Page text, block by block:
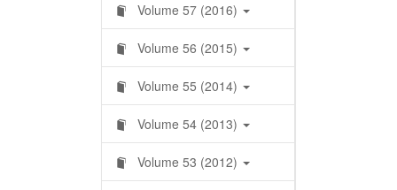
Volume 57 (2016)
Volume 56 (2015)
Volume 55 (2014)
Volume 54 (2013)
Volume 53 (2012)